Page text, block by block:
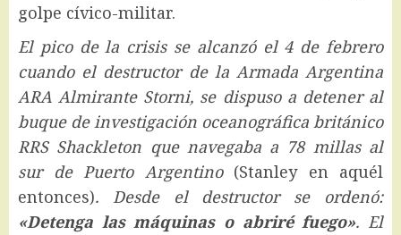
golpe cívico-militar.
El pico de la crisis se alcanzó el 4 de febrero
cuando el destructor de la Armada Argentina
ARA Almirante Storni, se dispuso a detener al
buque de investigación oceanográfica británico
RRS Shackleton que navegaba a 78 millas al
sur de Puerto Argentino(Stanley en aquél
entonces). Desde el destructor se ordenó:
«Detenga las máquinas o abriré fuego». El